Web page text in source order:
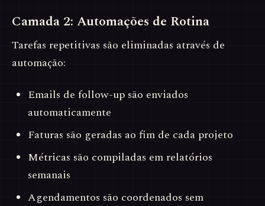
Camada 2: Automações de Rotina
Tarefas repetitivas são eliminadas através de
automação:
Emails de follow-up são enviados
automaticamente
Faturas são geradas ao fim de cada projeto
Métricas são compiladas em relatórios
semanais
Agendamentos são coordenados sem